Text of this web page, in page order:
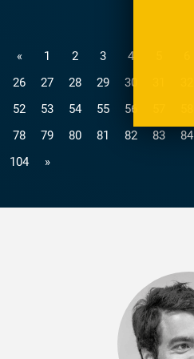
« 1 2 3 4
26
27 28 29 30
52
53 54 55 56
78
79 80 81 82 83 84
104
»